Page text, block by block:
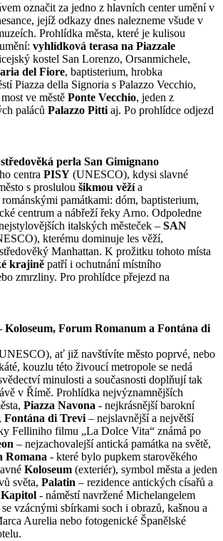
označit za jedno z hlavních center umění v
jejíž odkazy dnes nalezneme všude v
Prohlídka města, které je kulisou
vyhlídková terasa na Piazzale
kostel San Lorenzo, Orsanmichele,
del Fiore, baptisterium, hrobka
Piazza della Signoria s Palazzo Vecchio,
ve městě Ponte Vecchio, jeden z
paláců Palazzo Pittiaj. Po prohlídce odjezd
perla San Gimignano
centra PISY (UNESCO), kdysi slavné
s proslulou šikmou věžía
památkami: dóm, baptisterium,
centrum a nábřeží řeky Arno. Odpoledne
italských městeček – SAN
kterému dominuje les věží,
Manhattan. K prožitku tohoto místa
krajině patří i ochutnání místního
zmrzliny. Pro prohlídce přejezd na
Koloseum, Forum Romanum a Fontána di
ať již navštívíte město poprvé, nebo
kouzlu této živoucí metropole se nedá
minulosti a současnosti doplňují tak
v Římě. Prohlídka nejvýznamnějších
Piazza Navona - nejkrásnější barokní
Fontána di Trevi– nejslavnější a největší
Felliniho filmu „La Dolce Vita“ známá po
– nejzachovalejší antická památka na světě,
Romana - které bylo pupkem starověkého
Koloseum (exteriér), symbol města a jeden
světa, Palatin – rezidence antických císařů a
Kapitol - náměstí navržené Michelangelem
vzácnými sbírkami soch i obrazů, kašnou a
Aurelia nebo fotogenické Španělské